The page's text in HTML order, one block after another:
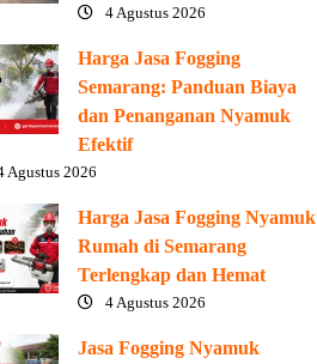
4 Agustus 2026
Harga Jasa Fogging
Semarang: Panduan Biaya
dan Penanganan Nyamuk
Efektif
Agustus 2026
Harga Jasa Fogging Nyamuk
Rumah di Semarang
Terlengkap dan Hemat
4 Agustus 2026
Jasa Fogging Nyamuk